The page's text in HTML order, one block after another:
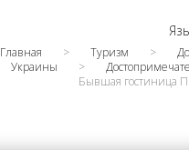
Главная > Туризм >
Украины
>
Бывшая гостиница